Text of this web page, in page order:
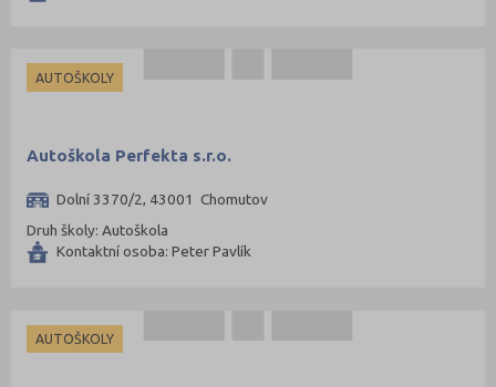
Příbram (105)
Rokycany (33)
Rychnov nad Kněžnou (81)
Semily (68)
Sokolov (52)
Svitavy (105)
AUTOŠKOLY
Autoškola Perfekta s.r.o.
Dolní 3370/2, 43001 Chomutov
Druh školy: Autoškola
Kontaktní osoba: Peter Pavlík
AUTOŠKOLY